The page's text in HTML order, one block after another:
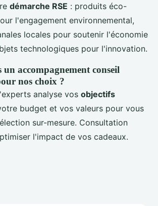
démarche RSE : produits éco-
l'engagement environnemental,
locales pour soutenir l'économie
technologiques pour l'innovation.
un accompagnement conseil
nos choix ?
analyse vos objectifs
budget et vos valeurs pour vous
sur-mesure. Consultation
l'impact de vos cadeaux.